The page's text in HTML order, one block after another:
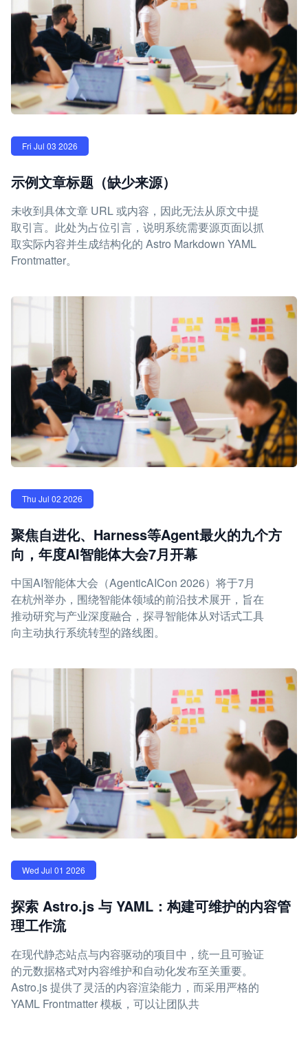
Fri Jul 03 2026
示例文章标题（缺少来源）
未收到具体文章 URL 或内容，因此无法从原文中提
取引言。此处为占位引言，说明系统需要源页面以抓
取实际内容并生成结构化的 Astro Markdown YAML
Frontmatter。
Thu Jul 02 2026
聚焦自进化、Harness等Agent最火的九个方
向，年度AI智能体大会7月开幕
中国AI智能体大会（AgenticAICon 2026）将于7月
在杭州举办，围绕智能体领域的前沿技术展开，旨在
推动研究与产业深度融合，探寻智能体从对话式工具
向主动执行系统转型的路线图。
Wed Jul 01 2026
探索 Astro.js 与 YAML：构建可维护的内容管
理工作流
在现代静态站点与内容驱动的项目中，统一且可验证
的元数据格式对内容维护和自动化发布至关重要。
Astro.js 提供了灵活的内容渲染能力，而采用严格的
YAML Frontmatter 模板，可以让团队共